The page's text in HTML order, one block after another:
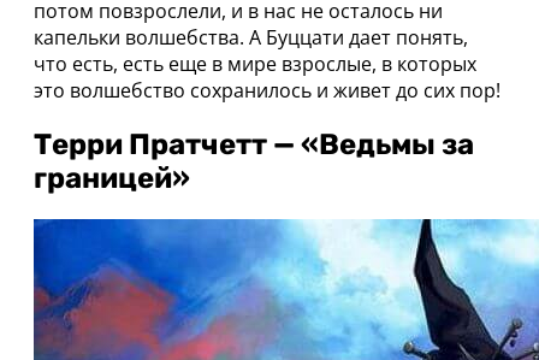
потом повзрослели, и в нас не осталось ни
капельки волшебства. А Буццати дает понять,
что есть, есть еще в мире взрослые, в которых
это волшебство сохранилось и живет до сих пор!
Терри Пратчетт — «Ведьмы за
границей»